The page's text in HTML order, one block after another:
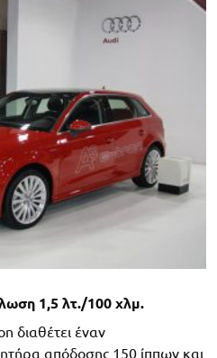
1,5 λτ./100 χλμ.
διαθέτει έναν
απόδοσης 150 ίππων και